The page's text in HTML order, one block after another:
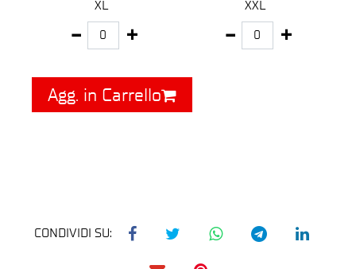
XL XXL
Agg. in Carrello
CONDIVIDI SU: